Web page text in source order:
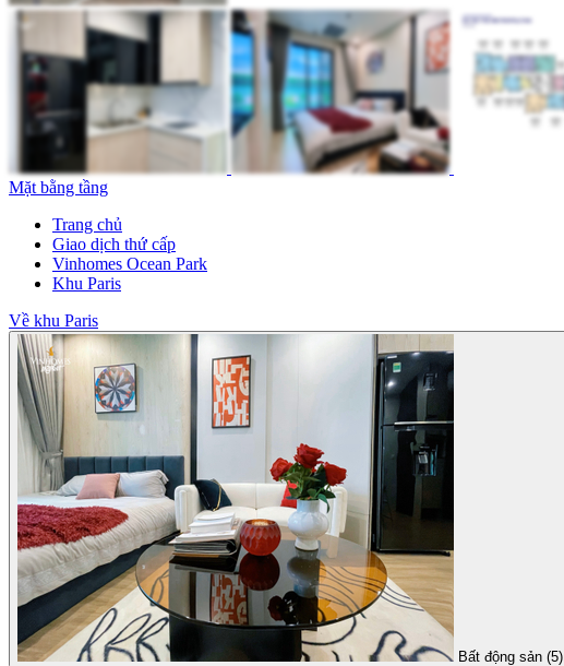
Mặt bằng tầng
Trang chủ
Giao dịch thứ cấp
Vinhomes Ocean Park
Khu Paris
Về khu Paris
Bất động sản (5)